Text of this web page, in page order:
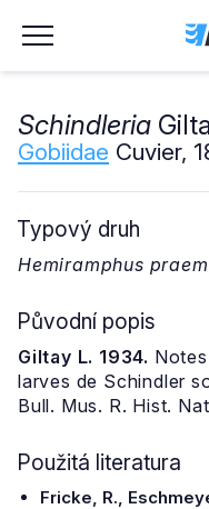
Schindleria
Gobiidae Cuvier,
Typový druh
Hemiramphus
Původní popis
Giltay L. 1934.
larves de Schindler
Bull. Mus. R. Hist.
Použitá literatura
Fricke, R.,